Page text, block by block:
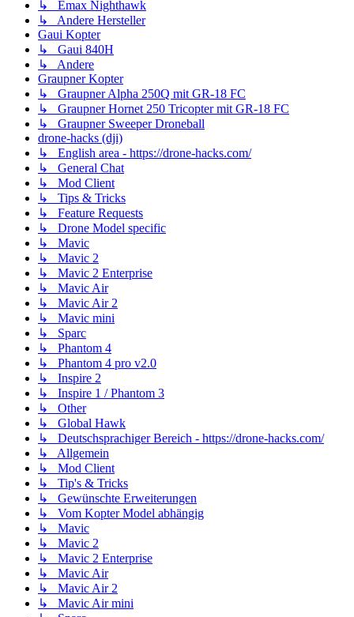
↳ Emax Nighthawk
↳ Andere Hersteller
Gaui Kopter
↳ Gaui 840H
↳ Andere
Graupner Kopter
↳ Graupner Alpha 250Q mit GR-18 FC
↳ Graupner Hornet 250 Tricopter mit GR-18 FC
↳ Graupner Sweeper Droneball
drone-hacks (dji)
↳ English area - https://drone-hacks.com/
↳ General Chat
↳ Mod Client
↳ Tips & Tricks
↳ Feature Requests
↳ Drone Model specific
↳ Mavic
↳ Mavic 2
↳ Mavic 2 Enterprise
↳ Mavic Air
↳ Mavic Air 2
↳ Mavic mini
↳ Sparc
↳ Phantom 4
↳ Phantom 4 pro v2.0
↳ Inspire 2
↳ Inspire 1 / Phantom 3
↳ Other
↳ Global Hawk
↳ Deutschsprachiger Bereich - https://drone-hacks.com/
↳ Allgemein
↳ Mod Client
↳ Tip's & Tricks
↳ Gewünschte Erweiterungen
↳ Vom Kopter Model abhängig
↳ Mavic
↳ Mavic 2
↳ Mavic 2 Enterprise
↳ Mavic Air
↳ Mavic Air 2
↳ Mavic Air mini